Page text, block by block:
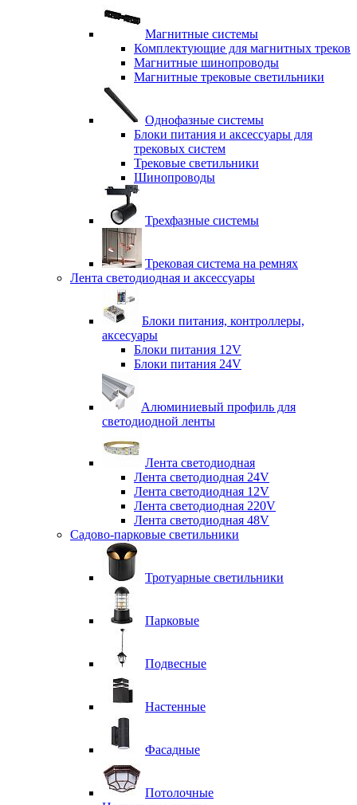
Магнитные системы
Комплектующие для магнитных треков
Магнитные шинопроводы
Магнитные трековые светильники
Однофазные системы
Блоки питания и аксессуары для
трековых систем
Трековые светильники
Шинопроводы
Трехфазные системы
Трековая система на ремнях
Лента светодиодная и аксессуары
Блоки питания, контроллеры,
аксесуары
Блоки питания 12V
Блоки питания 24V
Алюминиевый профиль для
светодиодной ленты
Лента светодиодная
Лента светодиодная 24V
Лента светодиодная 12V
Лента светодиодная 220V
Лента светодиодная 48V
Садово-парковые светильники
Тротуарные светильники
Парковые
Подвесные
Настенные
Фасадные
Потолочные